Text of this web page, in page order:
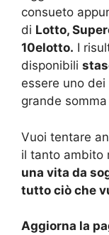
consueto
di Lotto,
10elotto. I
disponibili
essere uno
grande
Vuoi tentare
il tanto ambito
una vita da
tutto ciò che
Aggiorna la